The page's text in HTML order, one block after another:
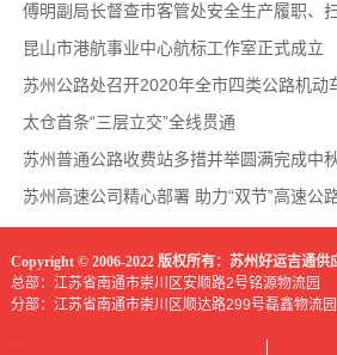
傅明副局长督查市客管处安全生产履职、
昆山市港航事业中心航标工作室正式成立
太仓首条“三层立交”全线贯通
苏州普通公路收费站多措并举圆满完成中
苏州高速公司精心部署 助力“双节”高速公
Copyright © 2006-2022 版权所有：苏州好运吉通供
总部：江苏省南通市崇川区安顺路2号铭源物流园
分部：江苏省南通市崇川区顺达路299号磊鑫物流